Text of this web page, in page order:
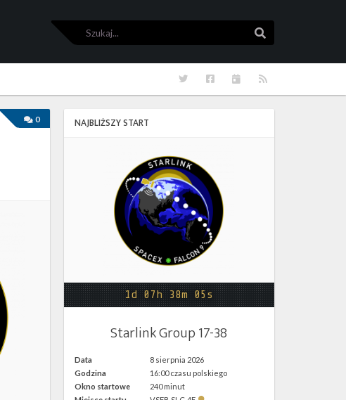
Szukaj
RSS
Kalendarze
Facebook
Twitter
0 NAJBLIŻSZY START
1d 07h 38m 05s
Starlink Group 17-38
Data
8 sierpnia 2026
Godzina
16:00 czasu polskiego
Okno startowe
240 minut